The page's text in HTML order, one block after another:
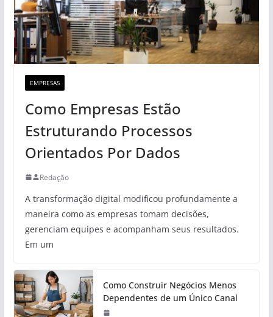
EMPRESAS
Como Empresas Estão
Estruturando Processos
Orientados Por Dados
Redação
A transformação digital modificou profundamente a
maneira como as empresas tomam decisões,
gerenciam equipes e acompanham seus resultados.
Em um
Como Construir Negócios Menos
Dependentes de um Único Canal